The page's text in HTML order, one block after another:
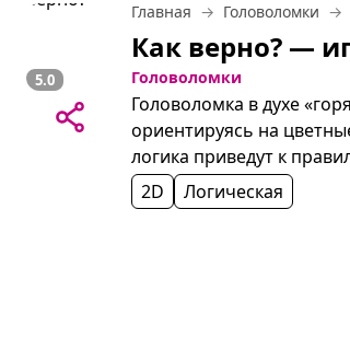
5.0
Главная Головоломки
Как верно? —
Головоломки
Головоломка в духе
ориентируясь на
логика приведут к
2D
Логическая